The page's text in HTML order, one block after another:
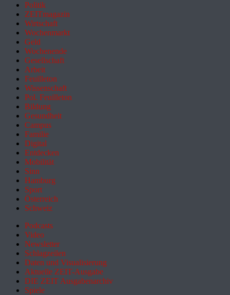
Politik
ZEITmagazin
Wirtschaft
Wochenmarkt
Geld
Wochenende
Gesellschaft
Arbeit
Feuilleton
Wissenschaft
Pol. Feuilleton
Bildung
Gesundheit
Campus
Familie
Digital
Entdecken
Mobilität
Sinn
Hamburg
Sport
Österreich
Schweiz
Podcasts
Video
Newsletter
Schlagzeilen
Daten und Visualisierung
Aktuelle ZEIT-Ausgabe
DIE ZEIT Ausgabenarchiv
Spiele